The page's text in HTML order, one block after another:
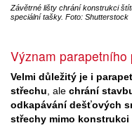
Závětrné lišty chrání konstrukci
speciální tašky. Foto: Shutterstock
Význam parapetního
Velmi důležitý je i
střechu , ale chrání
odkapávání dešťových
střechy mimo konstrukci